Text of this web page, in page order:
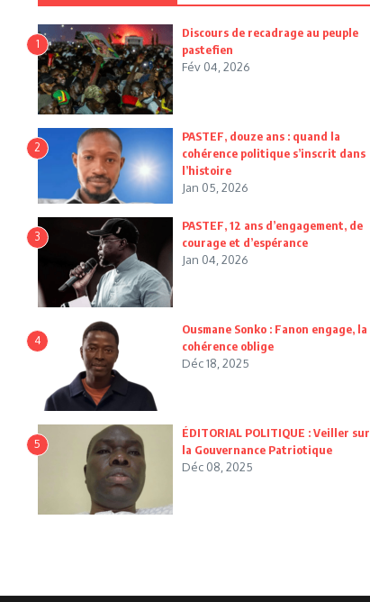
1
Discours de recadrage au peuple
pastefien
Fév 04, 2026
2
PASTEF, douze ans : quand la
cohérence politique s’inscrit dans
l’histoire
Jan 05, 2026
3
PASTEF, 12 ans d’engagement, de
courage et d’espérance
Jan 04, 2026
4
Ousmane Sonko : Fanon engage, la
cohérence oblige
Déc 18, 2025
5
ÉDITORIAL POLITIQUE : Veiller sur
la Gouvernance Patriotique
Déc 08, 2025